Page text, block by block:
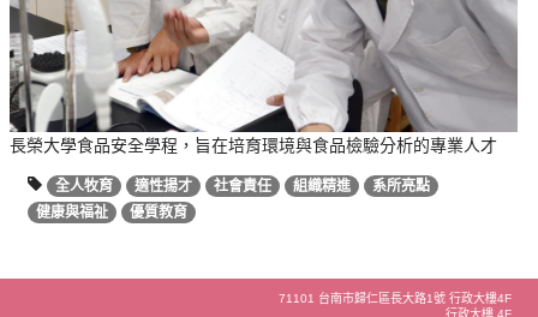
長榮大學食品安全學程，旨在培育環境與食品檢驗分析的專業人才
全人牧育 適性揚才 社會責任 組織精進
系所亮點
健康與福祉
優質教育
71101 台南市歸仁區長大路1號 行政大樓4F
行政大樓 4F